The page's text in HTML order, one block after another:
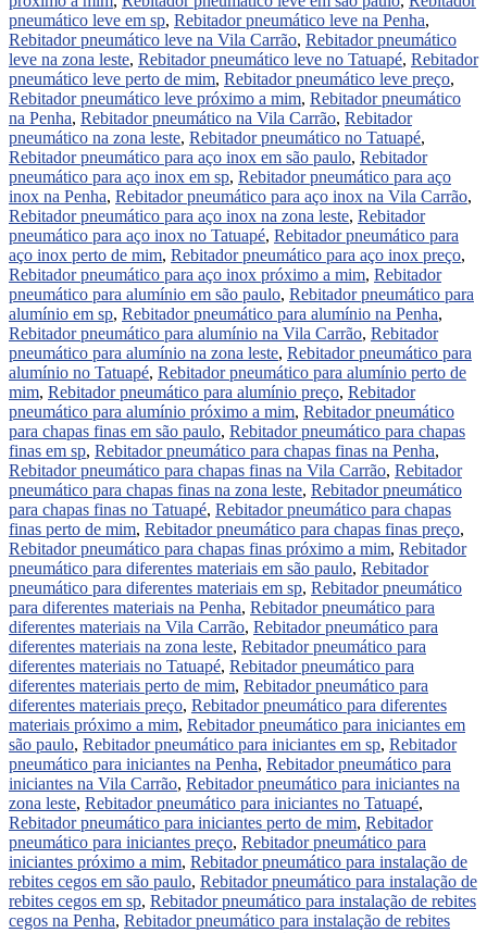
pneumático leve em sp, Rebitador pneumático leve na Penha,
Rebitador pneumático leve na Vila Carrão, Rebitador pneumático
leve na zona leste, Rebitador pneumático leve no Tatuapé, Rebitador
pneumático leve perto de mim, Rebitador pneumático leve preço,
Rebitador pneumático leve próximo a mim, Rebitador pneumático
na Penha, Rebitador pneumático na Vila Carrão, Rebitador
pneumático na zona leste, Rebitador pneumático no Tatuapé,
Rebitador pneumático para aço inox em são paulo, Rebitador
pneumático para aço inox em sp, Rebitador pneumático para aço
inox na Penha, Rebitador pneumático para aço inox na Vila Carrão,
Rebitador pneumático para aço inox na zona leste, Rebitador
pneumático para aço inox no Tatuapé, Rebitador pneumático para
aço inox perto de mim, Rebitador pneumático para aço inox preço,
Rebitador pneumático para aço inox próximo a mim, Rebitador
pneumático para alumínio em são paulo, Rebitador pneumático para
alumínio em sp, Rebitador pneumático para alumínio na Penha,
Rebitador pneumático para alumínio na Vila Carrão, Rebitador
pneumático para alumínio na zona leste, Rebitador pneumático para
alumínio no Tatuapé, Rebitador pneumático para alumínio perto de
mim, Rebitador pneumático para alumínio preço, Rebitador
pneumático para alumínio próximo a mim, Rebitador pneumático
para chapas finas em são paulo, Rebitador pneumático para chapas
finas em sp, Rebitador pneumático para chapas finas na Penha,
Rebitador pneumático para chapas finas na Vila Carrão, Rebitador
pneumático para chapas finas na zona leste, Rebitador pneumático
para chapas finas no Tatuapé, Rebitador pneumático para chapas
finas perto de mim, Rebitador pneumático para chapas finas preço,
Rebitador pneumático para chapas finas próximo a mim, Rebitador
pneumático para diferentes materiais em são paulo, Rebitador
pneumático para diferentes materiais em sp, Rebitador pneumático
para diferentes materiais na Penha, Rebitador pneumático para
diferentes materiais na Vila Carrão, Rebitador pneumático para
diferentes materiais na zona leste, Rebitador pneumático para
diferentes materiais no Tatuapé, Rebitador pneumático para
diferentes materiais perto de mim, Rebitador pneumático para
diferentes materiais preço, Rebitador pneumático para diferentes
materiais próximo a mim, Rebitador pneumático para iniciantes em
são paulo, Rebitador pneumático para iniciantes em sp, Rebitador
pneumático para iniciantes na Penha, Rebitador pneumático para
iniciantes na Vila Carrão, Rebitador pneumático para iniciantes na
zona leste, Rebitador pneumático para iniciantes no Tatuapé,
Rebitador pneumático para iniciantes perto de mim, Rebitador
pneumático para iniciantes preço, Rebitador pneumático para
iniciantes próximo a mim, Rebitador pneumático para instalação de
rebites cegos em são paulo, Rebitador pneumático para instalação de
rebites cegos em sp, Rebitador pneumático para instalação de rebites
cegos na Penha, Rebitador pneumático para instalação de rebites